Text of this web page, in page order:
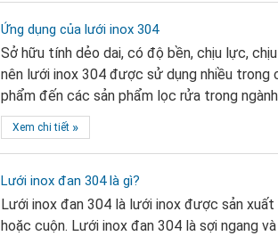
Ứng dụng của lưới inox 304
Sở hữu tính dẻo dai, có độ bền, chịu lực,
nên lưới inox 304 được sử dụng nhiều
phẩm đến các sản phẩm lọc rửa trong
Xem chi tiết »
Lưới inox đan 304 là gì?
Lưới inox đan 304 là lưới inox được sản
hoặc cuộn. Lưới inox đan 304 là sợi ngang